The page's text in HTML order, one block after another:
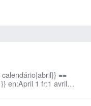
==